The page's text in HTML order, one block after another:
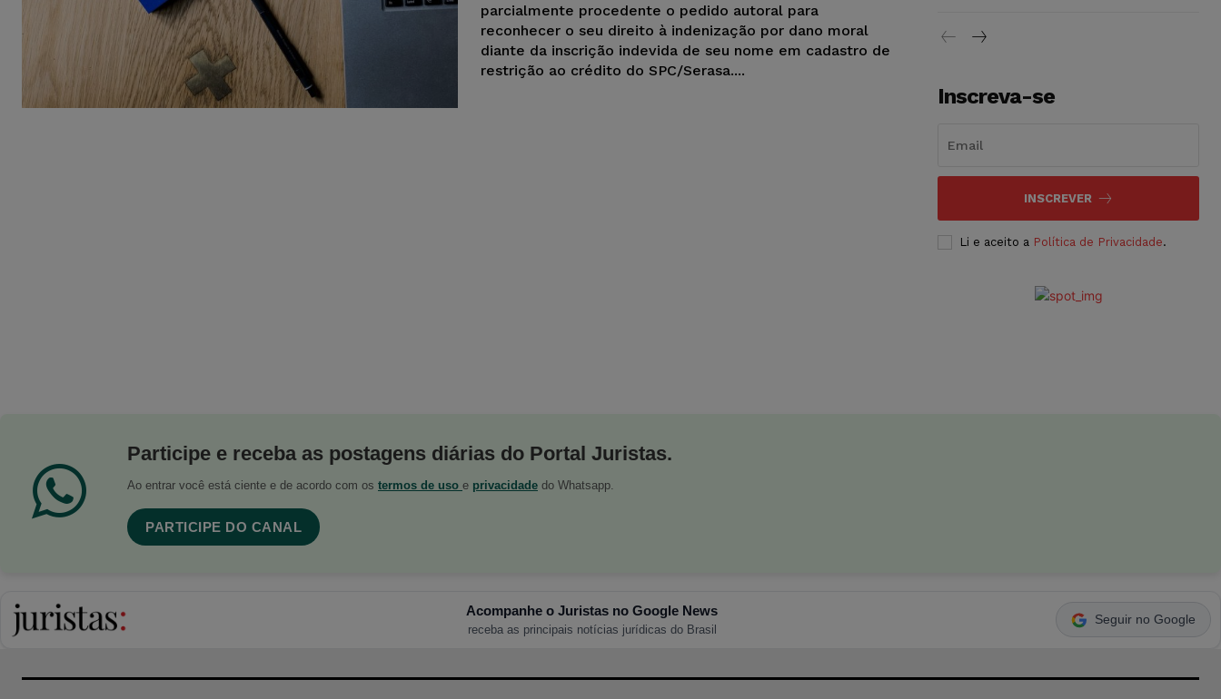
parcialmente procedente o pedido autoral para
reconhecer o seu direito à indenização por dano moral
diante da inscrição indevida de seu nome em cadastro de
restrição ao crédito do SPC/Serasa....
Inscreva-se
INSCREVER
Li e aceito a Política de Privacidade.
Participe e receba as postagens diárias do Portal Juristas.
Ao entrar você está ciente e de acordo com os termos de uso e privacidade do Whatsapp.
PARTICIPE DO CANAL
Acompanhe o Juristas no Google News
receba as principais notícias jurídicas do Brasil
Seguir no Google